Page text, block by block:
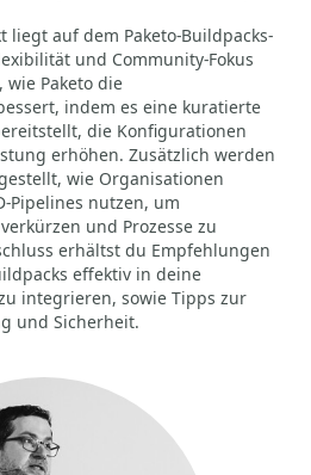
liegt auf dem Paketo-Buildpacks-
und Community-Fokus
Paketo die
indem es eine kuratierte
die Konfigurationen
erhöhen. Zusätzlich werden
wie Organisationen
Pipelines nutzen, um
und Prozesse zu
erhältst du Empfehlungen
effektiv in deine
integrieren, sowie Tipps zur
und Sicherheit.